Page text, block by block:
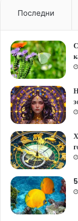
Последни